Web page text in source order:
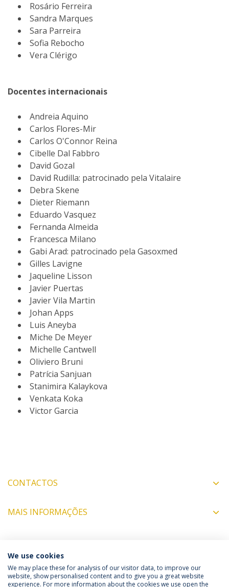
Rosário Ferreira
Sandra Marques
Sara Parreira
Sofia Rebocho
Vera Clérigo
Docentes internacionais
Andreia Aquino
Carlos Flores-Mir
Carlos O'Connor Reina
Cibelle Dal Fabbro
David Gozal
David Rudilla: patrocinado pela Vitalaire
Debra Skene
Dieter Riemann
Eduardo Vasquez
Fernanda Almeida
Francesca Milano
Gabi Arad: patrocinado pela Gasoxmed
Gilles Lavigne
Jaqueline Lisson
Javier Puertas
Javier Vila Martin
Johan Apps
Luis Aneyba
Miche De Meyer
Michelle Cantwell
Oliviero Bruni
Patrícia Sanjuan
Stanimira Kalaykova
Venkata Koka
Victor Garcia
CONTACTOS
MAIS INFORMAÇÕES
COORDENADORES
We use cookies
We may place these for analysis of our visitor data, to improve our
website, show personalised content and to give you a great website
experience. For more information about the cookies we use open the